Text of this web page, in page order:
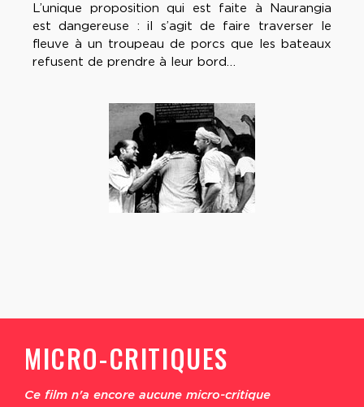
L’unique proposition qui est faite à Naurangia
est dangereuse : il s’agit de faire traverser le
fleuve à un troupeau de porcs que les bateaux
refusent de prendre à leur bord…
MICRO-CRITIQUES
Ce film n'a encore aucune micro-critique